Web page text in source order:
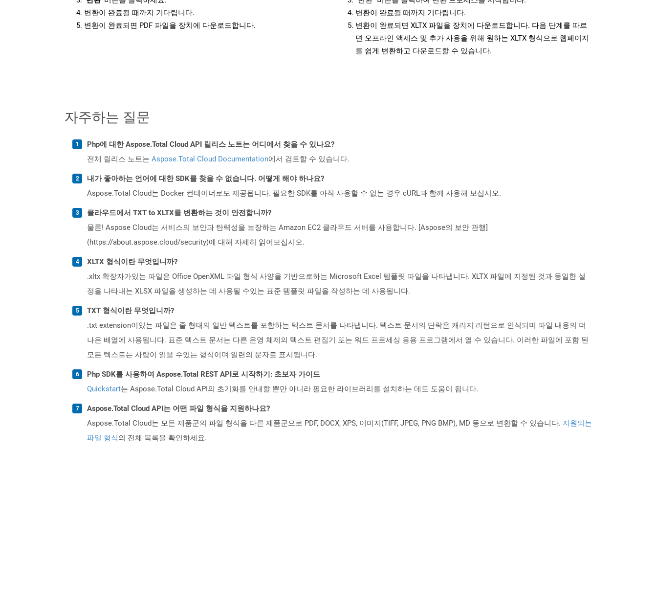
변환이 완료될 때까지 기다립니다.
변환이 완료되면 PDF 파일을 장치에 다운로드합니다.
변환이 완료될 때까지 기다립니다.
변환이 완료되면 XLTX 파일을 장치에 다운로드합니다. 다음 단계를 따르
면 오프라인 액세스 및 추가 사용을 위해 원하는 XLTX 형식으로 웹페이지
를 쉽게 변환하고 다운로드할 수 있습니다.
자주하는 질문
Php에 대한 Aspose.Total Cloud API 릴리스 노트는 어디에서 찾을 수 있나요?
전체 릴리스 노트는 Aspose.Total Cloud Documentation에서 검토할 수 있습니다.
내가 좋아하는 언어에 대한 SDK를 찾을 수 없습니다. 어떻게 해야 하나요?
Aspose.Total Cloud는 Docker 컨테이너로도 제공됩니다. 필요한 SDK를 아직 사용할 수 없는 경우 cURL과 함께 사용해 보십시오.
클라우드에서 TXT to XLTX를 변환하는 것이 안전합니까?
물론! Aspose Cloud는 서비스의 보안과 탄력성을 보장하는 Amazon EC2 클라우드 서버를 사용합니다. [Aspose의 보안 관행]
(https://about.aspose.cloud/security)에 대해 자세히 읽어보십시오.
XLTX 형식이란 무엇입니까?
.xltx 확장자가있는 파일은 Office OpenXML 파일 형식 사양을 기반으로하는 Microsoft Excel 템플릿 파일을 나타냅니다. XLTX 파일에 지정된 것과 동일한 설
정을 나타내는 XLSX 파일을 생성하는 데 사용될 수있는 표준 템플릿 파일을 작성하는 데 사용됩니다.
TXT 형식이란 무엇입니까?
.txt extension이있는 파일은 줄 형태의 일반 텍스트를 포함하는 텍스트 문서를 나타냅니다. 텍스트 문서의 단락은 캐리지 리턴으로 인식되며 파일 내용의 더
나은 배열에 사용됩니다. 표준 텍스트 문서는 다른 운영 체제의 텍스트 편집기 또는 워드 프로세싱 응용 프로그램에서 열 수 있습니다. 이러한 파일에 포함 된
모든 텍스트는 사람이 읽을 수있는 형식이며 일련의 문자로 표시됩니다.
Php SDK를 사용하여 Aspose.Total REST API로 시작하기: 초보자 가이드
Quickstart는 Aspose.Total Cloud API의 초기화를 안내할 뿐만 아니라 필요한 라이브러리를 설치하는 데도 도움이 됩니다.
Aspose.Total Cloud API는 어떤 파일 형식을 지원하나요?
Aspose.Total Cloud는 모든 제품군의 파일 형식을 다른 제품군으로 PDF, DOCX, XPS, 이미지(TIFF, JPEG, PNG BMP), MD 등으로 변환할 수 있습니다. 지원되는
파일 형식의 전체 목록을 확인하세요.